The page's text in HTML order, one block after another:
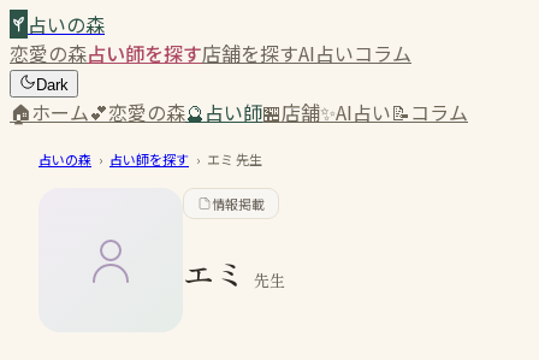
占いの森
恋愛の森占い師を探す店舗を探すAI占いコラム
Dark
🏠ホーム💕恋愛の森🔮占い師🏪店舗✨AI占い📝コラム
占いの森 › 占い師を探す › エミ 先生
情報掲載
エミ 先生